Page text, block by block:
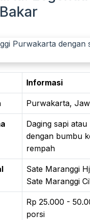
Informasi
Purwakarta,
Daging sapi atau
dengan bumbu
rempah
Sate Maranggi
Sate Maranggi
Rp 25.000 -
porsi